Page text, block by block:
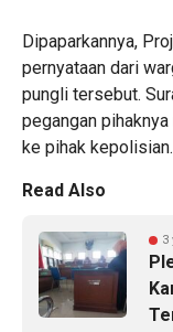
Dipaparkannya,
pernyataan dari
pungli tersebut.
pegangan
ke pihak kepolisian.
Read Also
3